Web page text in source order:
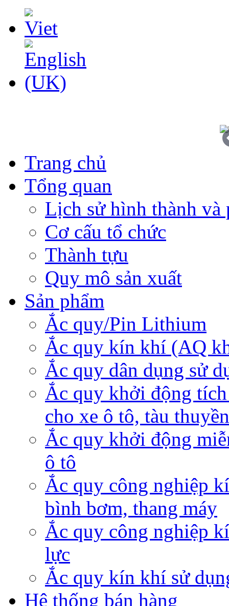
Trang chủ
Tổng quan
Lịch sử hình thành và
Cơ cấu tổ chức
Thành tựu
Quy mô sản xuất
Sản phẩm
Ắc quy/Pin Lithium
Ắc quy kín khí (AQ
Ắc quy dân dụng sử
Ắc quy khởi động
cho xe ô tô, tàu thuyền
Ắc quy khởi động
ô tô
Ắc quy công nghiệp
bình bơm, thang máy
Ắc quy công nghiệp
lực
Ắc quy kín khí sử
Hệ thống bán hàng